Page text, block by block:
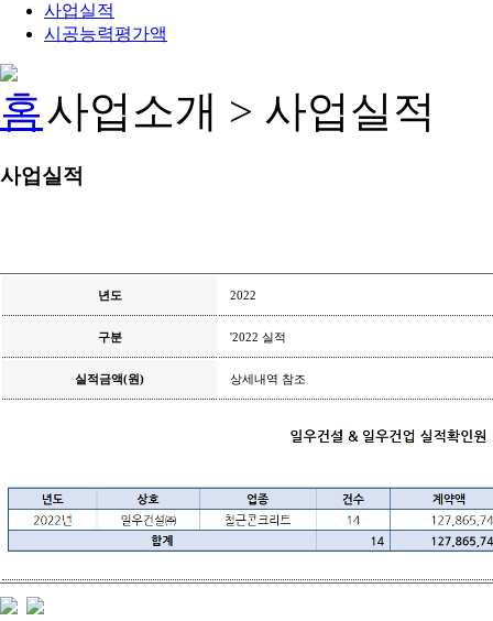
사업실적
시공능력평가액
사업소개 > 사업실적
사업실적
년도 2022
구분 '2022 실적
실적금액(원) 상세내역 참조